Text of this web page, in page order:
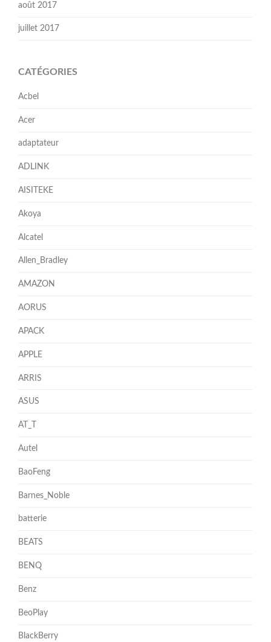
août 2017
juillet 2017
CATÉGORIES
Acbel
Acer
adaptateur
ADLINK
AISITEKE
Akoya
Alcatel
Allen_Bradley
AMAZON
AORUS
APACK
APPLE
ARRIS
ASUS
AT_T
Autel
BaoFeng
Barnes_Noble
batterie
BEATS
BENQ
Benz
BeoPlay
BlackBerry